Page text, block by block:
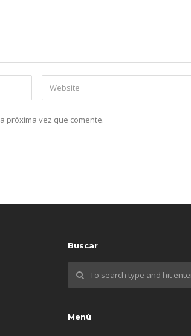
próxima vez que comente.
Buscar
Menú